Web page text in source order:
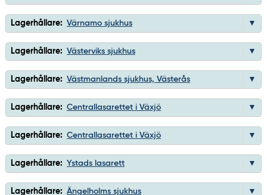
Lagerhållare: Värnamo sjukhus
Lagerhållare: Västerviks sjukhus
Lagerhållare: Västmanlands sjukhus, Västerås
Lagerhållare: Centrallasarettet i Växjö
Lagerhållare: Centrallasarettet i Växjö
Lagerhållare: Ystads lasarett
Lagerhållare: Ängelholms sjukhus